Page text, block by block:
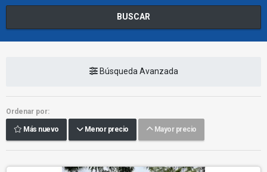
BUSCAR
Búsqueda Avanzada
Ordenar por:
Más nuevo Menor precio Mayor precio